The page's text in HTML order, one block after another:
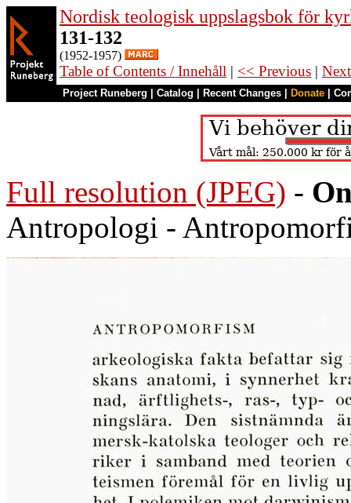
Nordisk teologisk uppslagsbok för
131-132
(1952-1957)
Table of Contents / Innehåll | << Previous |
Project Runeberg Catalog Recent Changes Donate
Full resolution (JPEG) -
Antropologi -